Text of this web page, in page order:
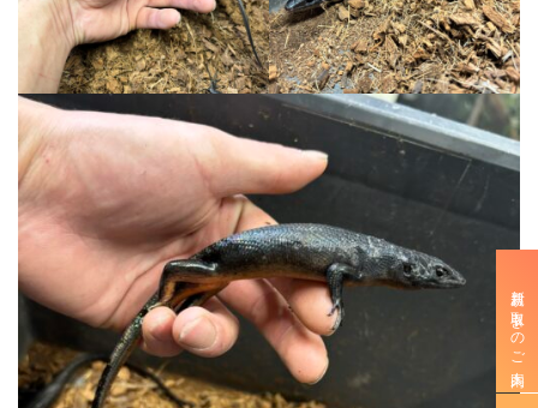
新規お取引きのご案内